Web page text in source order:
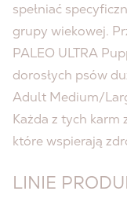
spełniać
grupy wiekowej.
PALEO ULTRA
dorosłych psów
Adult Medium/
Każda z tych karm
które wspierają
LINIE